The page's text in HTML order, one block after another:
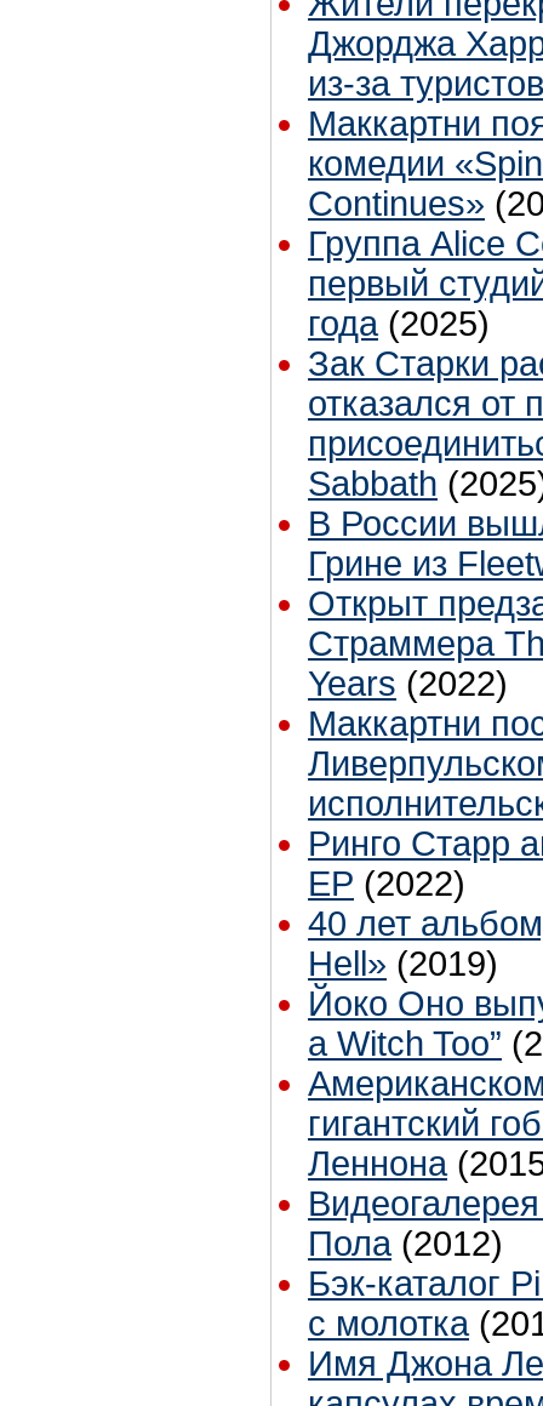
Джорджа
из-за туристов
Маккартни
комедии
Continues»
Группа Alice
первый
года (2025)
Зак Старки
отказался от
Sabbath
В России
Грине из
Открыт
Страммера
Years (2022)
Маккартни
Ринго Старр
EP (2022)
40 лет
Hell» (2019)
Йоко Оно
a Witch Too”
гигантский
Леннона
Пола (2012)
Бэк-каталог
с молотка
Имя Джона